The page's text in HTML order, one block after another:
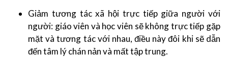
Giảm tương tác xã hội trực tiếp giữa người với
người: giáo viên và học viên sẽ không trực tiếp gặp
mặt và tương tác với nhau, điều này đôi khi sẽ dẫn
đến tâm lý chán nản và mất tập trung.